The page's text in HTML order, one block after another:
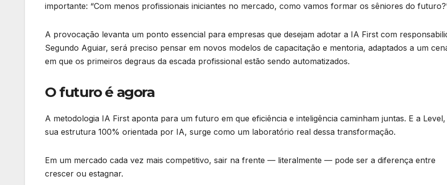
importante: “Com menos profissionais iniciantes no mercado, como vamos formar os sêniores do
A provocação levanta um ponto essencial para empresas que desejam adotar a IA First com
Segundo Aguiar, será preciso pensar em novos modelos de capacitação e mentoria, adaptados a um
em que os primeiros degraus da escada profissional estão sendo automatizados.
O futuro é agora
A metodologia IA First aponta para um futuro em que eficiência e inteligência caminham juntas. E a
sua estrutura 100% orientada por IA, surge como um laboratório real dessa transformação.
Em um mercado cada vez mais competitivo, sair na frente — literalmente — pode ser a diferença entre
crescer ou estagnar.